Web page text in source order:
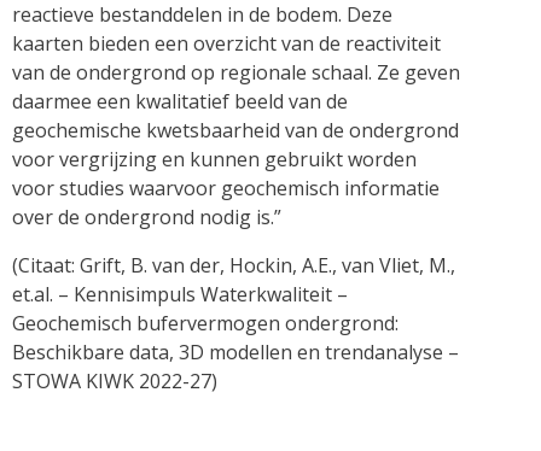
reactieve bestanddelen in de bodem. Deze
kaarten bieden een overzicht van de reactiviteit
van de ondergrond op regionale schaal. Ze geven
daarmee een kwalitatief beeld van de
geochemische kwetsbaarheid van de ondergrond
voor vergrijzing en kunnen gebruikt worden
voor studies waarvoor geochemisch informatie
over de ondergrond nodig is.”
(Citaat: Grift, B. van der, Hockin, A.E., van Vliet, M.,
et.al. – Kennisimpuls Waterkwaliteit –
Geochemisch bufervermogen ondergrond:
Beschikbare data, 3D modellen en trendanalyse –
STOWA KIWK 2022-27)